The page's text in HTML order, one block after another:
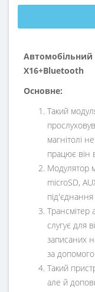
Автомобільний
X16+Bluetooth
Основне:
Такий
магнітолі
працює він
Модулятор
microSD,
під'єднання
Трансмітер
слугує для
записаних
за
Такий
але й